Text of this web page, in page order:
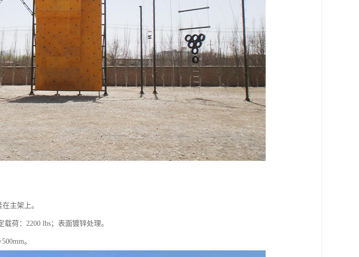
主架上。
荷：2200 lbs；表面镀锌处理。
。